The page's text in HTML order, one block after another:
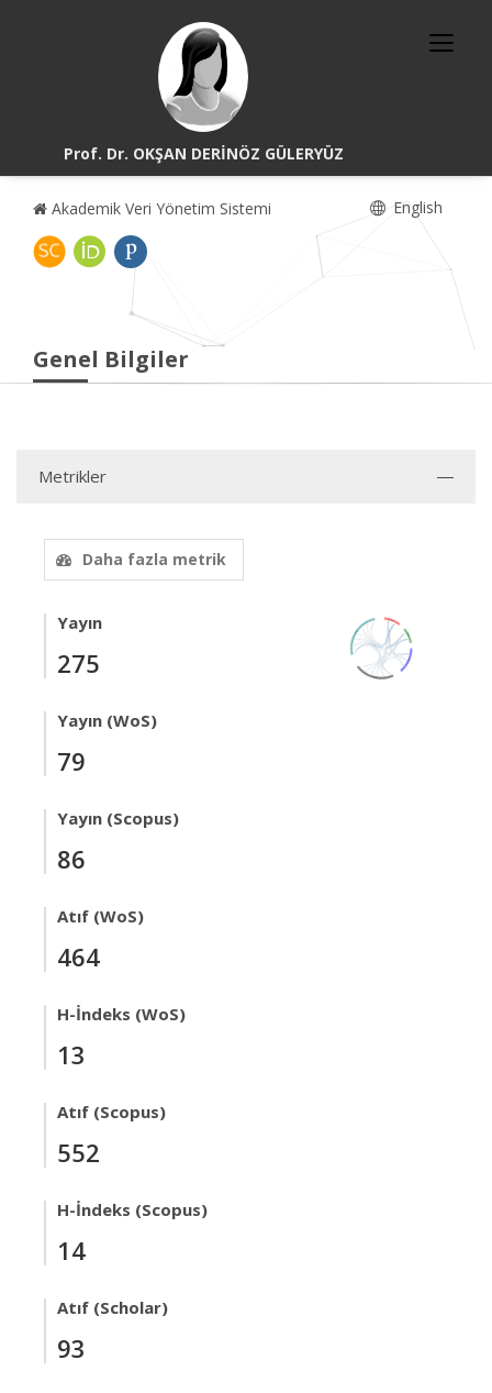
Prof. Dr. OKŞAN DERİNÖZ GÜLERYÜZ
Akademik Veri Yönetim Sistemi English
Genel Bilgiler
Metrikler
Daha fazla metrik
Yayın
275
Yayın (WoS)
79
Yayın (Scopus)
86
Atıf (WoS)
464
H-İndeks (WoS)
13
Atıf (Scopus)
552
H-İndeks (Scopus)
14
Atıf (Scholar)
93